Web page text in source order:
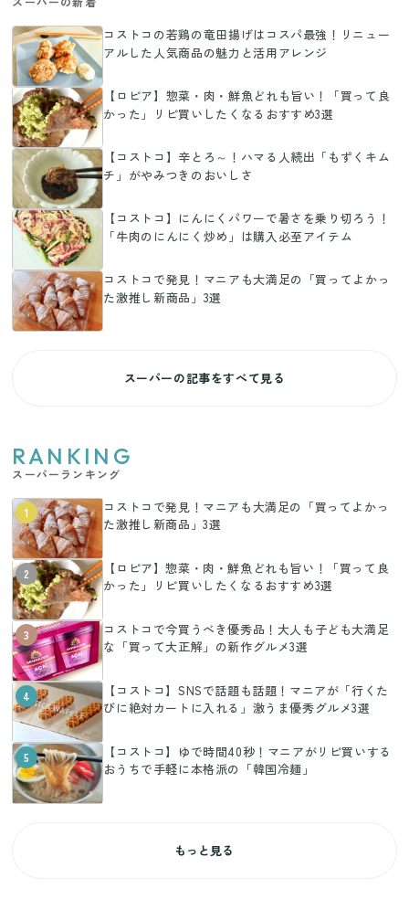
コストコの若鶏の竜田揚げはコスパ最強！リニュー
アルした人気商品の魅力と活用アレンジ
【ロピア】惣菜・肉・鮮魚どれも旨い！「買って良
かった」リピ買いしたくなるおすすめ3選
【コストコ】辛とろ～！ハマる人続出「もずくキム
チ」がやみつきのおいしさ
【コストコ】にんにくパワーで暑さを乗り切ろう！
「牛肉のにんにく炒め」は購入必至アイテム
コストコで発見！マニアも大満足の「買ってよかっ
た激推し新商品」3選
スーパーの記事をすべて見る
RANKING
スーパーランキング
1
コストコで発見！マニアも大満足の「買ってよかっ
た激推し新商品」3選
2
【ロピア】惣菜・肉・鮮魚どれも旨い！「買って良
かった」リピ買いしたくなるおすすめ3選
3
コストコで今買うべき優秀品！大人も子ども大満足
な「買って大正解」の新作グルメ3選
4
【コストコ】SNSで話題も話題！マニアが「行くた
びに絶対カートに入れる」激うま優秀グルメ3選
5
【コストコ】ゆで時間40秒！マニアがリピ買いする
おうちで手軽に本格派の「韓国冷麺」
もっと見る